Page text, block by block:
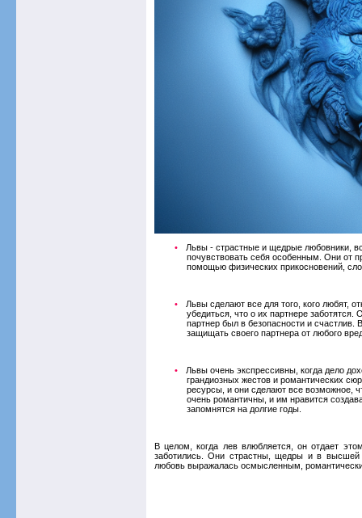
Львы - страстные и щедрые любовники,
почувствовать себя особенным. Они от
помощью физических прикосновений,
Львы сделают все для того, кого любят,
убедиться, что о их партнере
партнер был в безопасности и счастлив.
защищать своего партнера от любого
Львы очень экспрессивны, когда дело
грандиозных жестов и романтических
ресурсы, и они сделают все возможное,
очень романтичны, и им нравится
запомнятся на долгие годы.
В целом, когда лев влюбляется, он отдает
заботились. Они страстны, щедры и в высшей
любовь выражалась осмысленным,